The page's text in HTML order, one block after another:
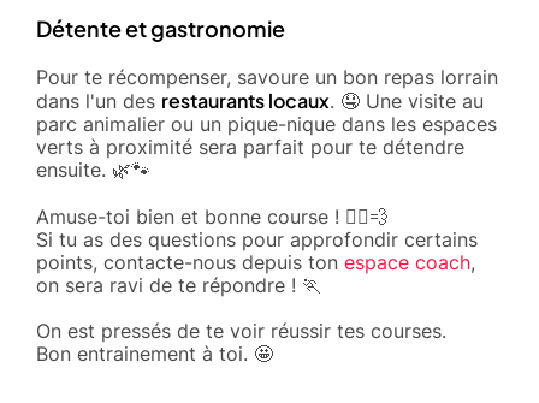
Détente et gastronomie
Pour te récompenser, savoure un bon repas lorrain
dans l'un des restaurants locaux. 🤤 Une visite au
parc animalier ou un pique-nique dans les espaces
verts à proximité sera parfait pour te détendre
ensuite. 🌿🐾
Amuse-toi bien et bonne course ! 🏃‍♂️💨
Si tu as des questions pour approfondir certains
points, contacte-nous depuis ton espace coach,
on sera ravi de te répondre ! 🏃
On est pressés de te voir réussir tes courses.
Bon entrainement à toi. 🤩